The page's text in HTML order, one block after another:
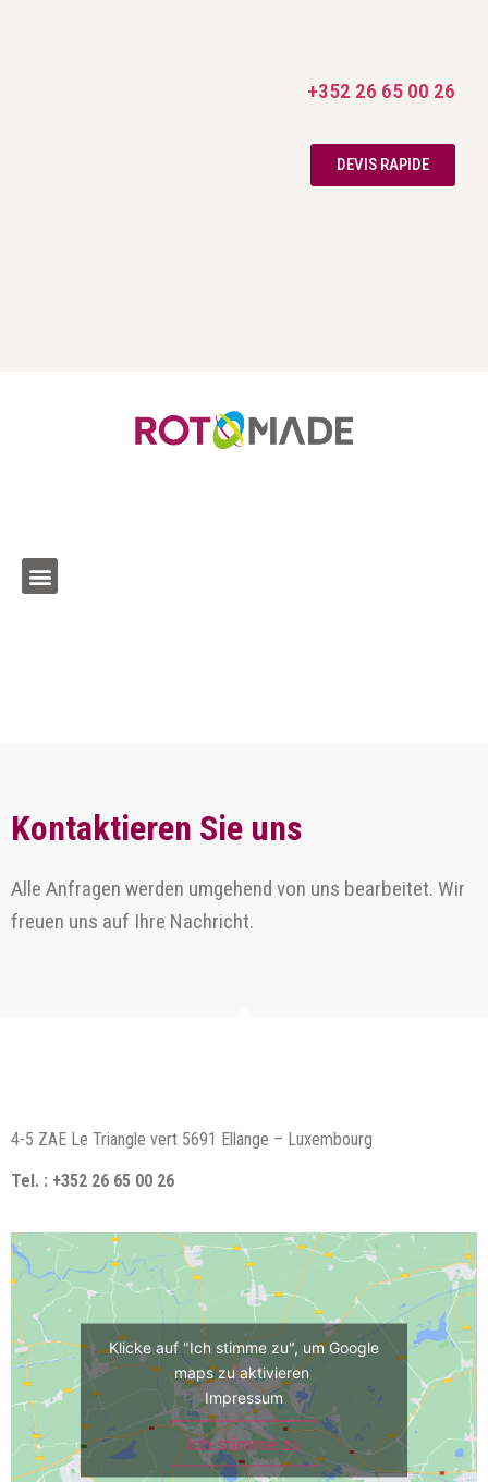
+352 26 65 00 26
DEVIS RAPIDE
Kontaktieren Sie uns
Alle Anfragen werden umgehend von uns bearbeitet. Wir
freuen uns auf Ihre Nachricht.
4-5 ZAE Le Triangle vert 5691 Ellange – Luxembourg
Tel. : +352 26 65 00 26
Klicke auf "Ich stimme zu", um Google
maps zu aktivieren
Impressum
Ich stimme zu